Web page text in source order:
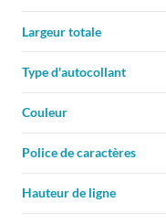
Largeur totale
Type d'autocollant
Couleur
Police de caractères
Hauteur de ligne